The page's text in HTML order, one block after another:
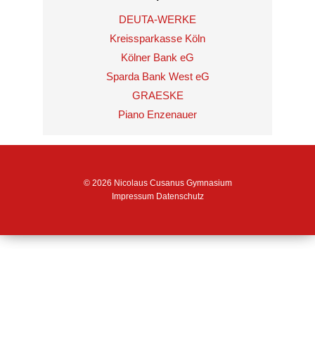
DEUTA-WERKE
Kreissparkasse Köln
Kölner Bank eG
Sparda Bank West eG
GRAESKE
Piano Enzenauer
© 2026 Nicolaus Cusanus Gymnasium
Impressum Datenschutz